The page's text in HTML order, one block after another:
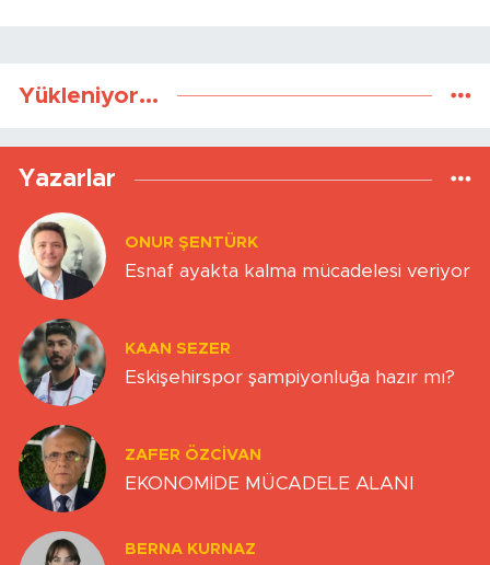
Yükleniyor...
Yazarlar
ONUR ŞENTÜRK
Esnaf ayakta kalma mücadelesi veriyor
KAAN SEZER
Eskişehirspor şampiyonluğa hazır mı?
ZAFER ÖZCIVAN
EKONOMİDE MÜCADELE ALANI
BERNA KURNAZ